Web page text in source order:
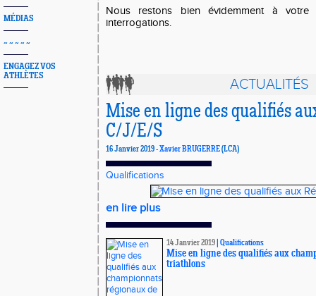
MÉDIAS
~ ~ ~ ~ ~
ENGAGEZ VOS
ATHLÈTES
Nous restons bien évidemment à votre
interrogations.
ACTUALITÉS
Mise en ligne des qualifiés
C/J/E/S
16 Janvier 2019 -Xavier BRUGERRE(LCA)
Qualifications
en lire plus
14 Janvier 2019 Qualifications
Mise en ligne des qualifiés aux
triathlons